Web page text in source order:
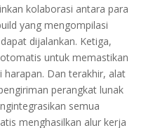
kolaborasi antara para
yang mengompilasi
dijalankan. Ketiga,
untuk memastikan
Dan terakhir, alat
perangkat lunak
semua
menghasilkan alur kerja